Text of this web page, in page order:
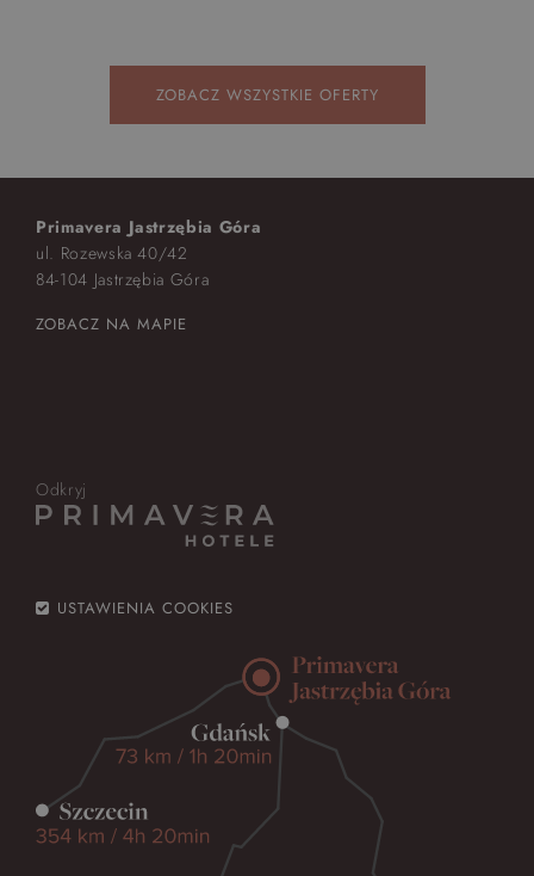
ZOBACZ WSZYSTKIE OFERTY
Primavera Jastrzębia Góra
ul. Rozewska 40/42
84-104 Jastrzębia Góra
ZOBACZ NA MAPIE
Odkryj
USTAWIENIA COOKIES